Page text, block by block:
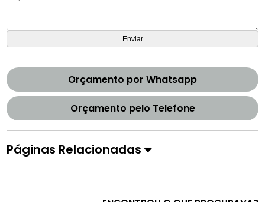
Orçamento por Whatsapp
Orçamento pelo Telefone
Páginas Relacionadas